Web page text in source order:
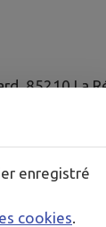
85210 La
Rue de la
enregistré
cookies.